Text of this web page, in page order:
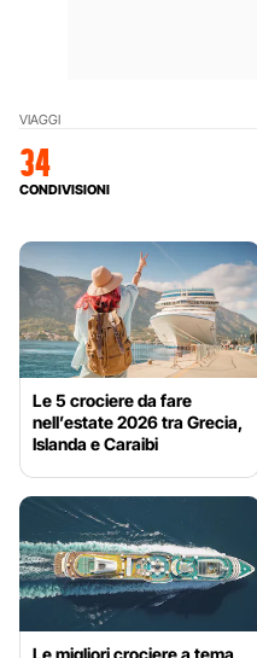
VIAGGI
34
CONDIVISIONI
Le 5 crociere da fare
nell’estate 2026 tra Grecia,
Islanda e Caraibi